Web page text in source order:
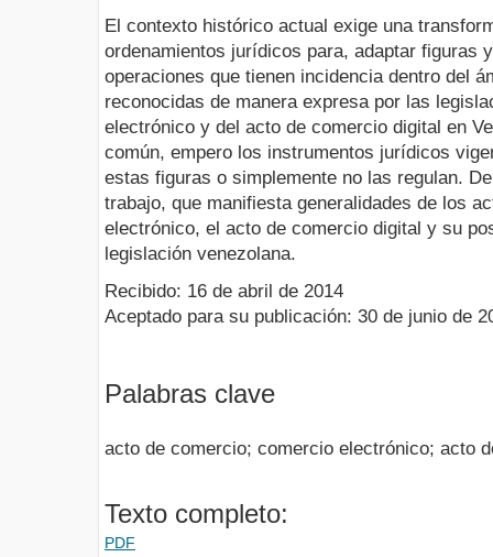
El contexto histórico actual exige una
ordenamientos jurídicos para, adaptar figuras
operaciones que tienen incidencia dentro del
reconocidas de manera expresa por las
electrónico y del acto de comercio digital en
común, empero los instrumentos jurídicos
estas figuras o simplemente no las regulan.
trabajo, que manifiesta generalidades de los
electrónico, el acto de comercio digital y su
legislación venezolana.
Recibido: 16 de abril de 2014
Aceptado para su publicación: 30 de junio de
Palabras clave
acto de comercio; comercio electrónico; acto
Texto completo:
PDF